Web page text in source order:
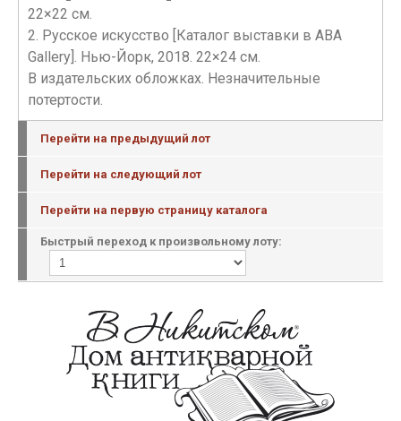
22×22 см.
2. Русское искусство [Каталог выставки в ABA
Gallery]. Нью-Йорк, 2018. 22×24 см.
В издательских обложках. Незначительные
потертости.
Перейти на предыдущий лот
Перейти на следующий лот
Перейти на первую страницу каталога
Быстрый переход к произвольному лоту: